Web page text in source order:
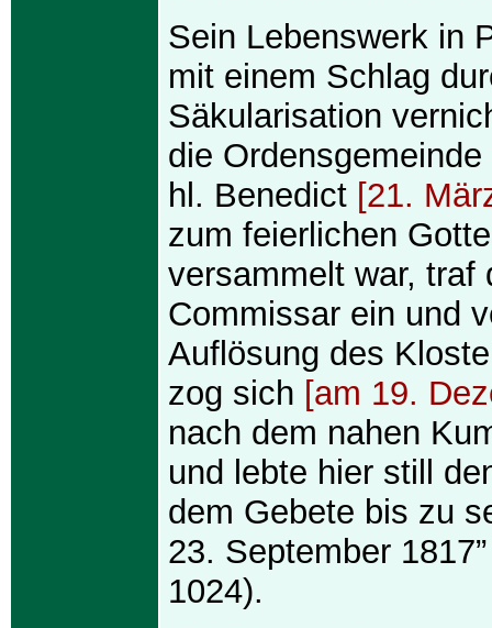
Sein Lebenswerk in
mit einem Schlag
Säkularisation
die
hl. Benedict [21.
zum feierlichen
versammelt war, traf
Commissar ein und
Auflösung des
zog sich [am 19.
nach dem nahen
und lebte hier still
dem Gebete bis zu
23. September
1024).